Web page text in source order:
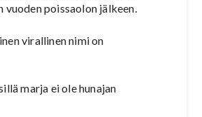
poissaolon jälkeen.
virallinen nimi on
marja ei ole hunajan